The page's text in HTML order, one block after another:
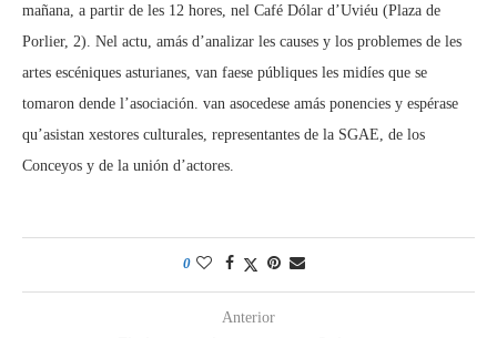
mañana, a partir de les 12 hores, nel Café Dólar d’Uviéu (Plaza de
Porlier, 2). Nel actu, amás d’analizar les causes y los problemes de les
artes escéniques asturianes, van faese públiques les midíes que se
tomaron dende l’asociación. van asocedese amás ponencies y espérase
qu’asistan xestores culturales, representantes de la SGAE, de los
Conceyos y de la unión d’actores.
0
Anterior